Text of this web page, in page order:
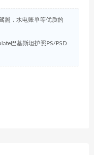
照，水电账单等优质的
巴基斯坦护照PS/PSD